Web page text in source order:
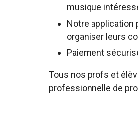
musique
Notre application
organiser leurs
Paiement
Tous nos profs et
professionnelle de